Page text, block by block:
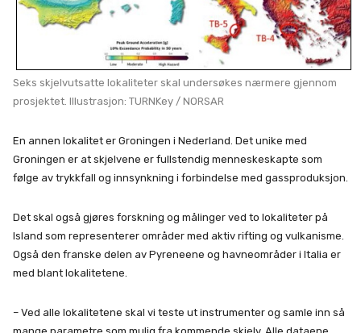
Seks skjelvutsatte lokaliteter skal undersøkes nærmere gjennom
prosjektet. Illustrasjon: TURNKey / NORSAR
En annen lokalitet er Groningen i Nederland. Det unike med
Groningen er at skjelvene er fullstendig menneskeskapte som
følge av trykkfall og innsynkning i forbindelse med gassproduksjon.
Det skal også gjøres forskning og målinger ved to lokaliteter på
Island som representerer områder med aktiv rifting og vulkanisme.
Også den franske delen av Pyreneene og havneområder i Italia er
med blant lokalitetene.
– Ved alle lokalitetene skal vi teste ut instrumenter og samle inn så